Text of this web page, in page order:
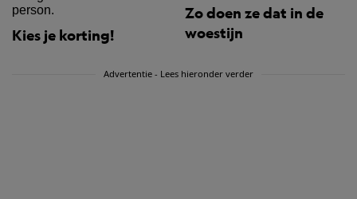
Kies je korting!
Zo doen ze dat in de
woestijn
Advertentie - Lees hieronder verder